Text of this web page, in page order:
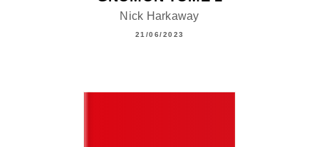
Nick Harkaway
21/06/2023